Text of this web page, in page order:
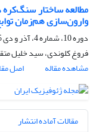
مطالعه ساختار
وارون‌سازی هم‌زمان
دوره 10، شماره 4، آذر و دی 1395، صفحه
فروغ کلوندی، سید خلیل
مشاهده مقاله
اصل
مقالات آماده انتشار